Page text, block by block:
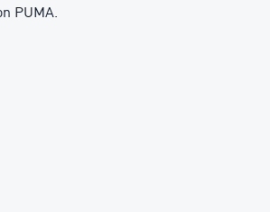
PUMA.